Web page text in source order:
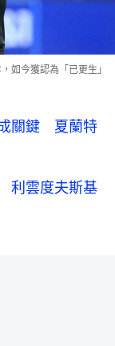
如今獲認為「已更生」
關鍵 夏蘭特
利雲度夫斯基